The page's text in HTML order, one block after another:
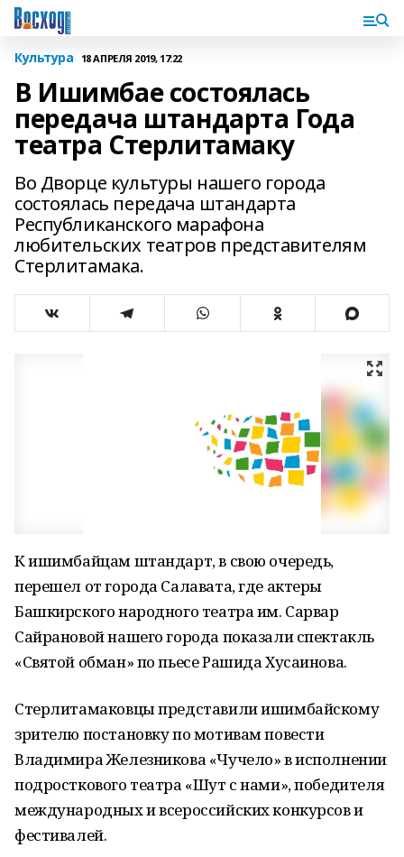
Культура 18 АПРЕЛЯ 2019, 17:22
В Ишимбае состоялась
передача штандарта Года
театра Стерлитамаку
Во Дворце культуры нашего города
состоялась передача штандарта
Республиканского марафона
любительских театров представителям
Стерлитамака.
К ишимбайцам штандарт, в свою очередь,
перешел от города Салавата, где актеры
Башкирского народного театра им. Сарвар
Сайрановой нашего города показали спектакль
«Святой обман» по пьесе Рашида Хусаинова.
Стерлитамаковцы представили ишимбайскому
зрителю постановку по мотивам повести
Владимира Железникова «Чучело» в исполнении
подросткового театра «Шут с нами», победителя
международных и всероссийских конкурсов и
фестивалей.